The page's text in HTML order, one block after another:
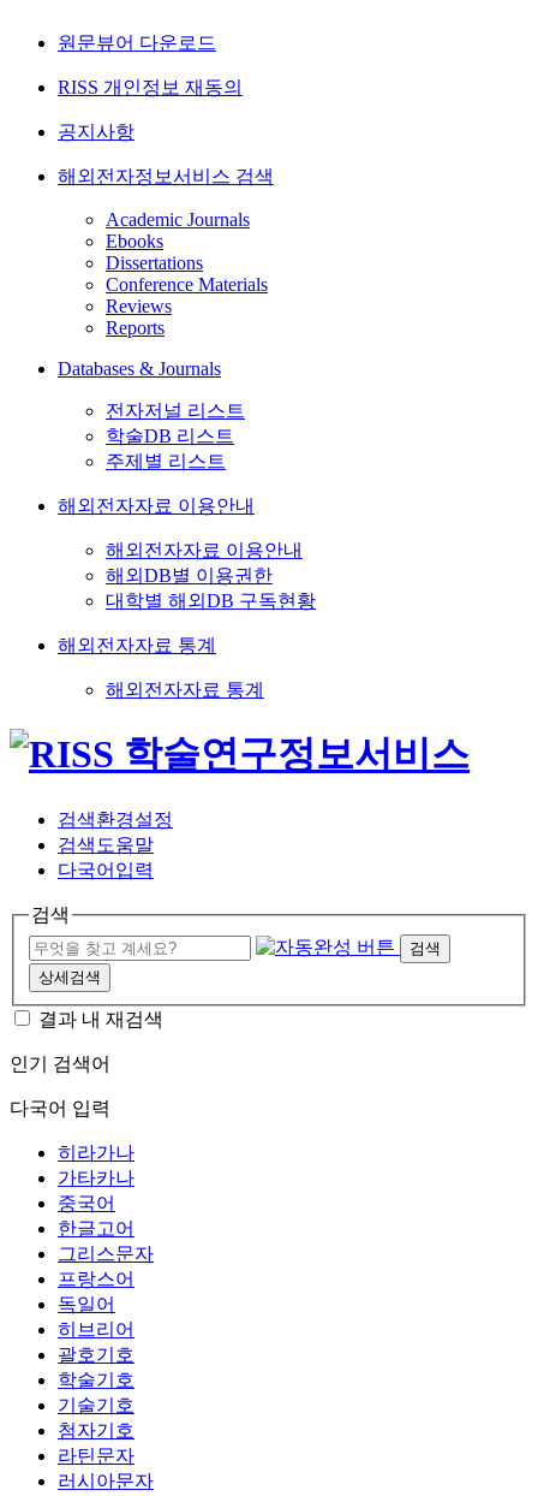
원문뷰어 다운로드
RISS 개인정보 재동의
공지사항
해외전자정보서비스 검색
Academic Journals
Ebooks
Dissertations
Conference Materials
Reviews
Reports
Databases & Journals
전자저널 리스트
학술DB 리스트
주제별 리스트
해외전자자료 이용안내
해외전자자료 이용안내
해외DB별 이용권한
대학별 해외DB 구독현황
해외전자자료 통계
해외전자자료 통계
검색환경설정
검색도움말
다국어입력
검색
검색
상세검색
결과 내 재검색
인기 검색어
다국어 입력
히라가나
가타카나
중국어
한글고어
그리스문자
프랑스어
독일어
히브리어
괄호기호
학술기호
기술기호
첨자기호
라틴문자
러시아문자